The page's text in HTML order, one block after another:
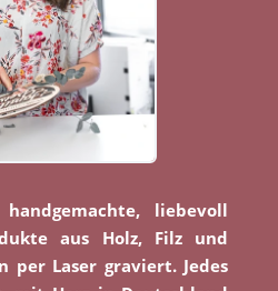
liebevoll
aus Holz, Filz und
per Laser graviert. Jedes